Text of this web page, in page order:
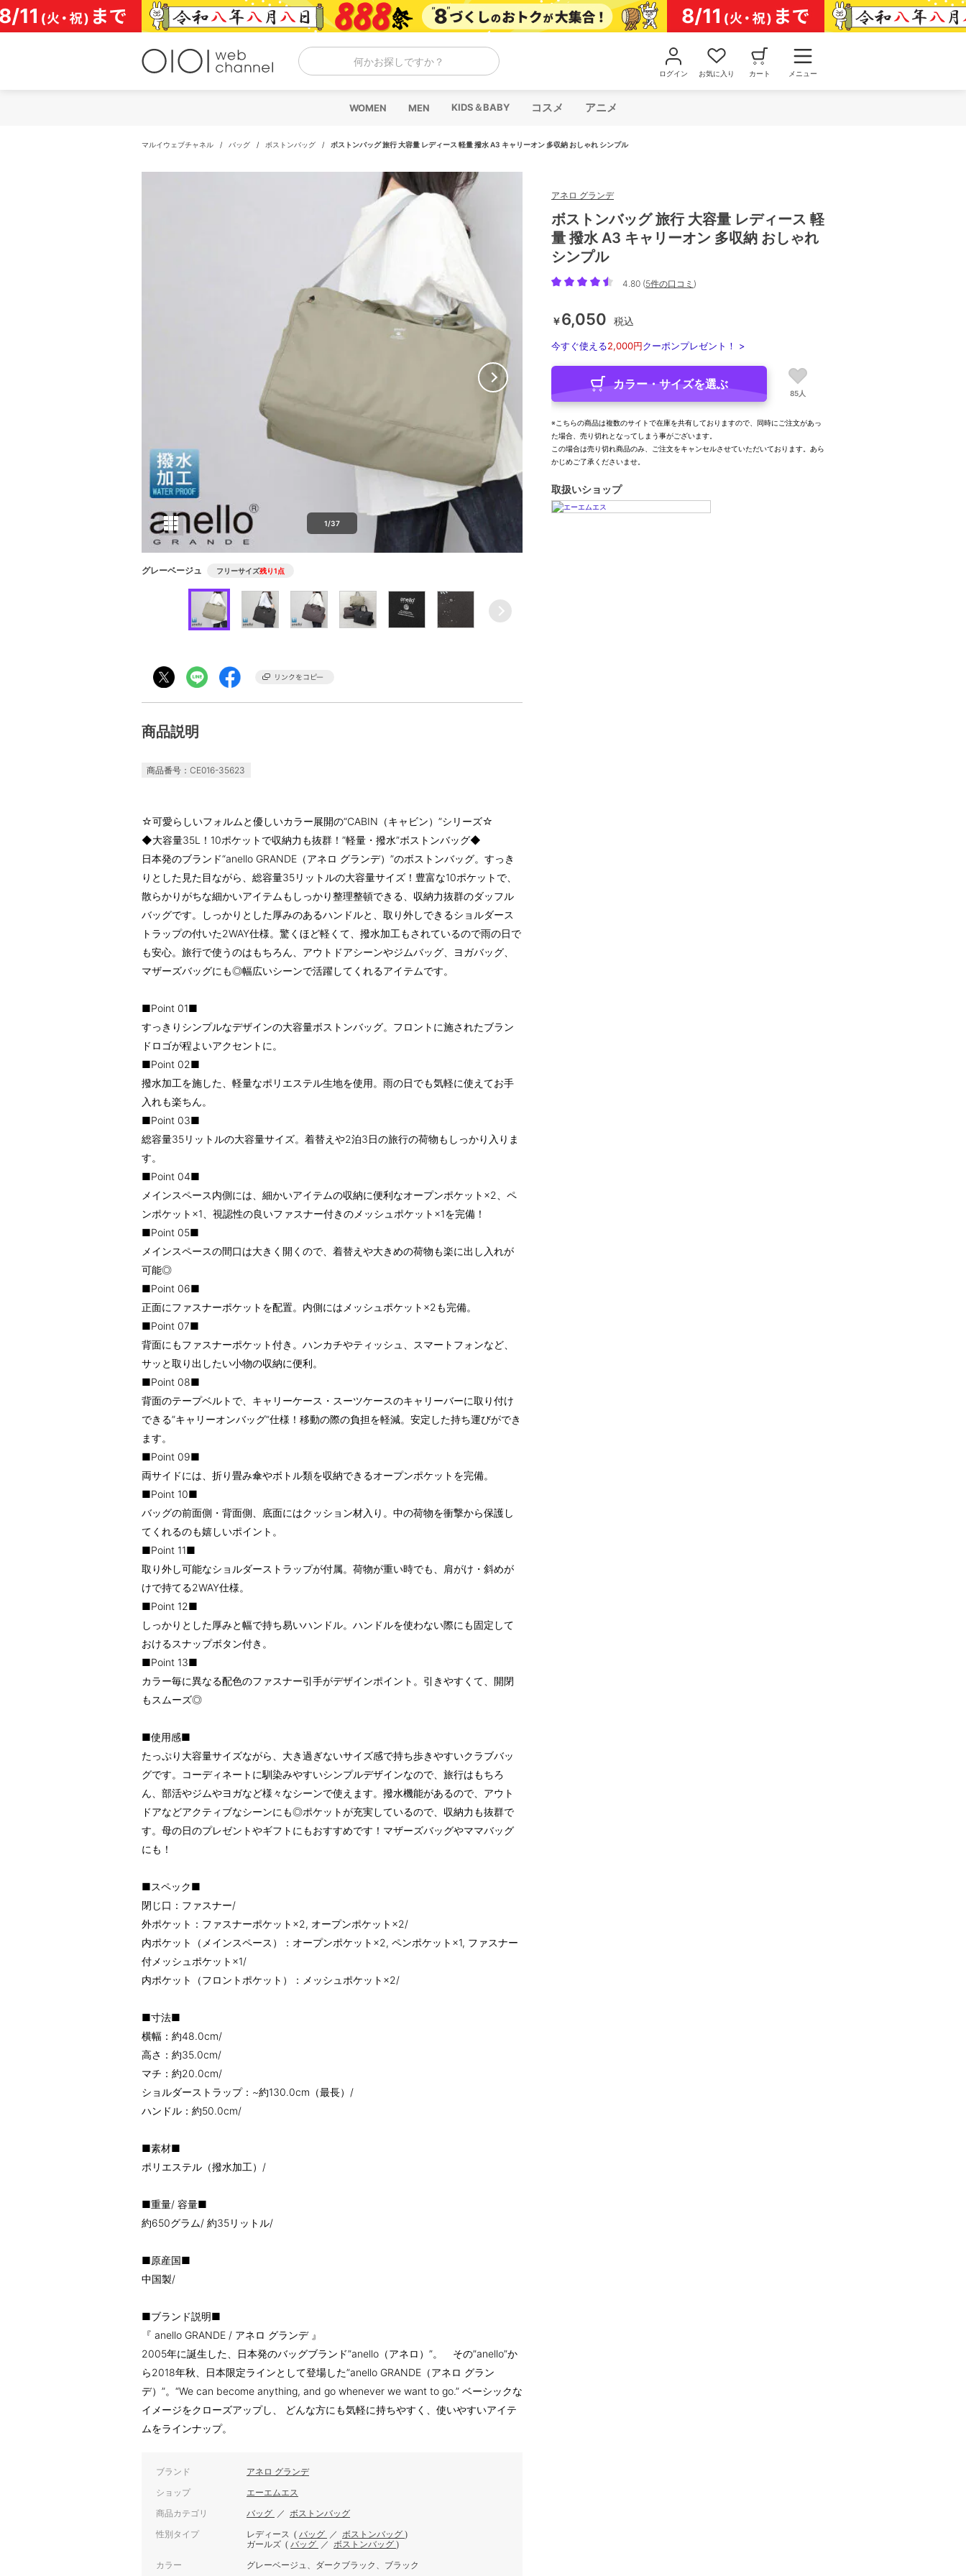
コ
ン
テ
何かお探しですか？
ログイン お気に入り カート メニュー
WOMEN MEN KIDS＆BABY コスメ アニメ
マルイウェブチャネル / バッグ / ボストンバッグ / ボストンバッグ 旅行 大容量 レディース 軽量 撥水 A3 キャリーオン 多収納 おしゃれ シンプル
1/37
グレーベージュ フリーサイズ残り1点
商品説明
商品番号：CE016-35623
☆可愛らしいフォルムと優しいカラー展開の“CABIN（キャビン）”シリーズ☆
◆大容量35L！10ポケットで収納力も抜群！”軽量・撥水”ボストンバッグ◆
日本発のブランド“anello GRANDE（アネロ グランデ）”のボストンバッグ。すっき
りとした見た目ながら、総容量35リットルの大容量サイズ！豊富な10ポケットで、
散らかりがちな細かいアイテムもしっかり整理整頓できる、収納力抜群のダッフル
バッグです。しっかりとした厚みのあるハンドルと、取り外しできるショルダース
トラップの付いた2WAY仕様。驚くほど軽くて、撥水加工もされているので雨の日で
も安心。旅行で使うのはもちろん、アウトドアシーンやジムバッグ、ヨガバッグ、
マザーズバッグにも◎幅広いシーンで活躍してくれるアイテムです。
■Point 01■
すっきりシンプルなデザインの大容量ボストンバッグ。フロントに施されたブラン
ドロゴが程よいアクセントに。
■Point 02■
撥水加工を施した、軽量なポリエステル生地を使用。雨の日でも気軽に使えてお手
入れも楽ちん。
■Point 03■
総容量35リットルの大容量サイズ。着替えや2泊3日の旅行の荷物もしっかり入りま
す。
■Point 04■
メインスペース内側には、細かいアイテムの収納に便利なオープンポケット×2、ペ
ンポケット×1、視認性の良いファスナー付きのメッシュポケット×1を完備！
■Point 05■
メインスペースの間口は大きく開くので、着替えや大きめの荷物も楽に出し入れが
可能◎
■Point 06■
正面にファスナーポケットを配置。内側にはメッシュポケット×2も完備。
■Point 07■
背面にもファスナーポケット付き。ハンカチやティッシュ、スマートフォンなど、
サッと取り出したい小物の収納に便利。
■Point 08■
背面のテープベルトで、キャリーケース・スーツケースのキャリーバーに取り付け
できる”キャリーオンバッグ”仕様！移動の際の負担を軽減。安定した持ち運びができ
ます。
■Point 09■
両サイドには、折り畳み傘やボトル類を収納できるオープンポケットを完備。
■Point 10■
バッグの前面側・背面側、底面にはクッション材入り。中の荷物を衝撃から保護し
てくれるのも嬉しいポイント。
■Point 11■
取り外し可能なショルダーストラップが付属。荷物が重い時でも、肩がけ・斜めが
けで持てる2WAY仕様。
■Point 12■
しっかりとした厚みと幅で持ち易いハンドル。ハンドルを使わない際にも固定して
おけるスナップボタン付き。
■Point 13■
カラー毎に異なる配色のファスナー引手がデザインポイント。引きやすくて、開閉
もスムーズ◎
■使用感■
たっぷり大容量サイズながら、大き過ぎないサイズ感で持ち歩きやすいクラブバッ
グです。コーディネートに馴染みやすいシンプルデザインなので、旅行はもちろ
ん、部活やジムやヨガなど様々なシーンで使えます。撥水機能があるので、アウト
ドアなどアクティブなシーンにも◎ポケットが充実しているので、収納力も抜群で
す。母の日のプレゼントやギフトにもおすすめです！マザーズバッグやママバッグ
にも！
■スペック■
閉じ口：ファスナー/
外ポケット：ファスナーポケット×2, オープンポケット×2/
内ポケット（メインスペース）：オープンポケット×2, ペンポケット×1, ファスナー
付メッシュポケット×1/
内ポケット（フロントポケット）：メッシュポケット×2/
■寸法■
横幅：約48.0cm/
高さ：約35.0cm/
マチ：約20.0cm/
ショルダーストラップ：~約130.0cm（最長）/
ハンドル：約50.0cm/
■素材■
ポリエステル（撥水加工）/
■重量/ 容量■
約650グラム/ 約35リットル/
■原産国■
中国製/
■ブランド説明■
『 anello GRANDE / アネロ グランデ 』
2005年に誕生した、日本発のバッグブランド”anello（アネロ）”。 その”anello”か
ら2018年秋、日本限定ラインとして登場した”anello GRANDE（アネロ グラン
デ）”。“We can become anything, and go whenever we want to go.” ベーシックな
イメージをクローズアップし、 どんな方にも気軽に持ちやすく、使いやすいアイテ
ムをラインナップ。
ブランド アネロ グランデ
ショップ エーエムエス
商品カテゴリ バッグ ／ ボストンバッグ
性別タイプ レディース ( バッグ ／ ボストンバッグ )
ガールズ ( バッグ ／ ボストンバッグ )
カラー グレーベージュ、ダークブラック、ブラック
アネロ グランデ
ボストンバッグ 旅行 大容量 レディース 軽
量 撥水 A3 キャリーオン 多収納 おしゃれ
シンプル
4.80 (5件の口コミ )
￥6,050 税込
今すぐ使える2,000円クーポンプレゼント！ >
カラー・サイズを選ぶ
85人
※こちらの商品は複数のサイトで在庫を共有しておりますので、同時にご注文があっ
た場合、売り切れとなってしまう事がございます。
この場合は売り切れ商品のみ、ご注文をキャンセルさせていただいております。あら
かじめご了承くださいませ。
取扱いショップ